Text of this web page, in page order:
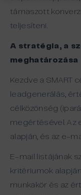
támaszott
teljesíteni.
A stratégia, a
meghatározása
Kezdve a SMART
leadgenerálás,
célközönség
megértésével. Az
alapján, és az e-
E-mail listájának
kritériumok
munkakör és az